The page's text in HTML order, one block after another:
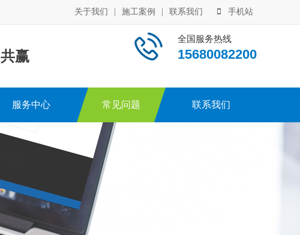
关于我们 施工案例 联系我们 手机站
共赢
全国服务热线
15680082200
服务中心 常见问题 联系我们